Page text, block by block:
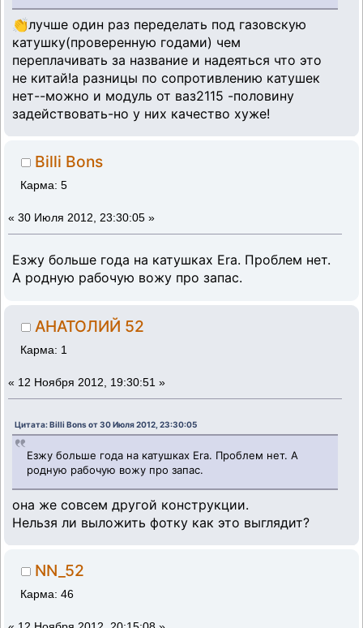
👏лучше один раз переделать под газовскую
катушку(проверенную годами) чем
переплачивать за название и надеяться что это
не китай!а разницы по сопротивлению катушек
нет--можно и модуль от ваз2115 -половину
задействовать-но у них качество хуже!
Billi Bons
Карма: 5
« 30 Июля 2012, 23:30:05 »
Езжу больше года на катушках Era. Проблем нет.
А родную рабочую вожу про запас.
АНАТОЛИЙ 52
Карма: 1
« 12 Ноября 2012, 19:30:51 »
Цитата: Billi Bons от 30 Июля 2012, 23:30:05
Езжу больше года на катушках Era. Проблем нет. А
родную рабочую вожу про запас.
она же совсем другой конструкции.
Нельзя ли выложить фотку как это выглядит?
NN_52
Карма: 46